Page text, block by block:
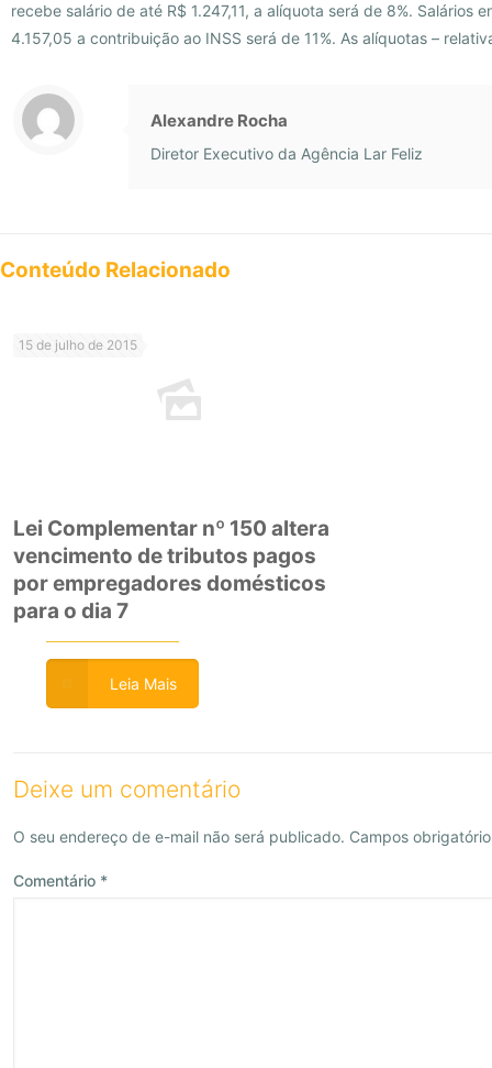
recebe salário de até R$ 1.247,11, a alíquota será de 8%.
4.157,05 a contribuição ao INSS será de 11%. As alíquotas –
Alexandre Rocha
Diretor Executivo da Agência Lar Feliz
Conteúdo Relacionado
15 de julho de 2015
Lei Complementar nº 150 altera
vencimento de tributos pagos
por empregadores domésticos
para o dia 7
Leia Mais
Deixe um comentário
O seu endereço de e-mail não será publicado. Campos
Comentário *